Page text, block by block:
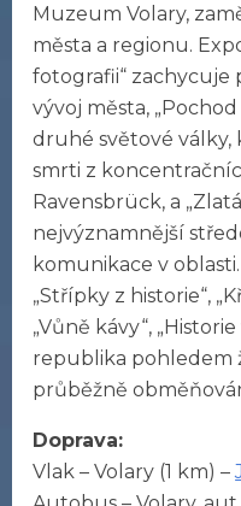
Muzeum Volary,
města a regionu.
fotografii“ zachycuje
vývoj města,
druhé světové války,
smrti z
Ravensbrück, a
nejvýznamnější
komunikace v
„Střípky z historie“,
„Vůně kávy“,
republika pohledem
průběžně
Doprava:
Vlak – Volary (1 km) –